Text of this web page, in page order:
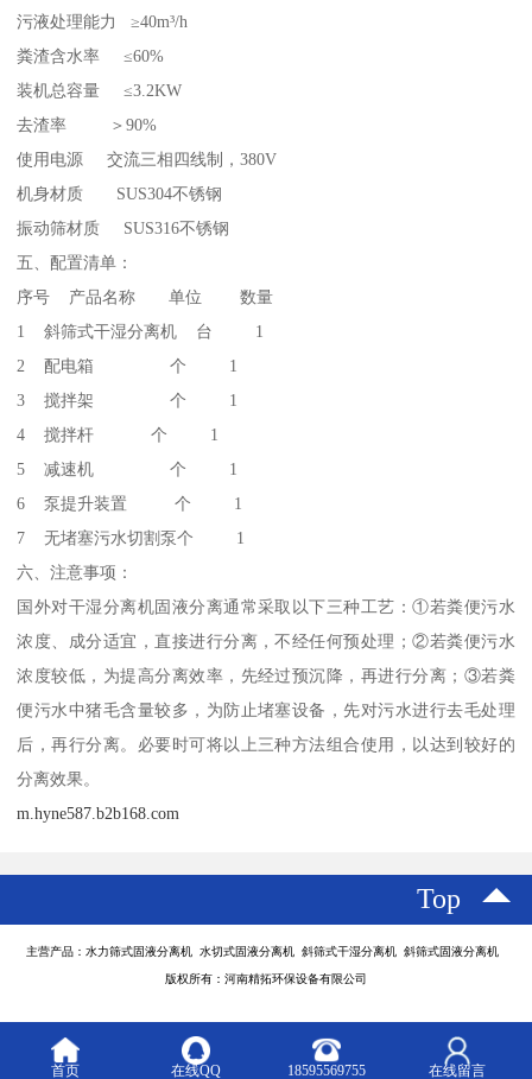
污液处理能力 ≥40m³/h
粪渣含水率 ≤60%
装机总容量 ≤3.2KW
去渣率 ＞90%
使用电源 交流三相四线制，380V
机身材质 SUS304不锈钢
振动筛材质 SUS316不锈钢
五、配置清单：
序号 产品名称 单位 数量
1 斜筛式干湿分离机 台 1
2 配电箱 个 1
3 搅拌架 个 1
4 搅拌杆 个 1
5 减速机 个 1
6 泵提升装置 个 1
7 无堵塞污水切割泵个 1
六、注意事项：
国外对干湿分离机固液分离通常采取以下三种工艺：①若粪便污水
浓度、成分适宜，直接进行分离，不经任何预处理；②若粪便污水
浓度较低，为提高分离效率，先经过预沉降，再进行分离；③若粪
便污水中猪毛含量较多，为防止堵塞设备，先对污水进行去毛处理
后，再行分离。必要时可将以上三种方法组合使用，以达到较好的
分离效果。
m.hyne587.b2b168.com
Top
主营产品：水力筛式固液分离机 水切式固液分离机 斜筛式干湿分离机 斜筛式固液分离机
版权所有：河南精拓环保设备有限公司
首页 在线QQ 18595569755 在线留言